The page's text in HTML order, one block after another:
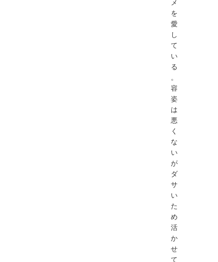
メ
を
愛
し
て
い
る
。
容
姿
は
悪
く
な
い
が
ダ
サ
い
た
め
活
か
せ
て